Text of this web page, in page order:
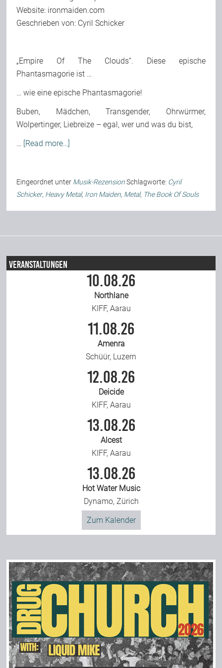
Team
Kalender
Website: ironmaiden.com
Geschrieben von: Cyril Schicker
„Empire Of The Clouds“. Diese epische
Phantasmagorie ist …
… wie eine epische Phantasmagorie!
Buben, Mädchen, Transgender, Ohrwürmer,
Wolpertinger, Liebreize – egal, wer und was du bist,
… [Read more…]
Eingeordnet unter Musik-Rezension Schlagworte: Cyril
Schicker, Heavy Metal, Iron Maiden, Metal, The Book Of Souls
Veranstaltungen
10.08.26
Northlane
KIFF, Aarau
11.08.26
Amenra
Schüür, Luzern
12.08.26
Deicide
KIFF, Aarau
13.08.26
Alcest
KIFF, Aarau
13.08.26
Hot Water Music
Dynamo, Zürich
Zum Kalender